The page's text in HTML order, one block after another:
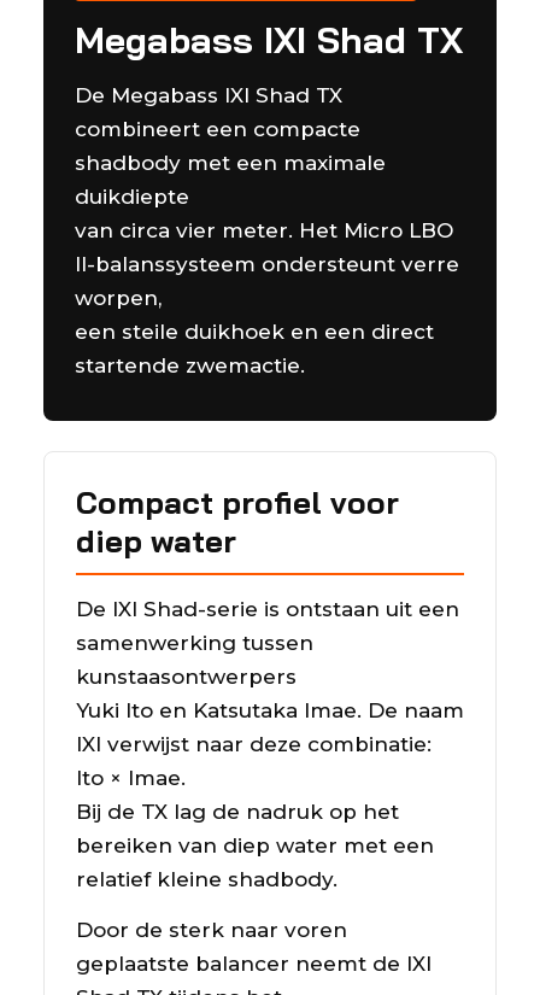
Megabass IXI Shad TX
De Megabass IXI Shad TX
combineert een compacte
shadbody met een maximale
duikdiepte
van circa vier meter. Het Micro LBO
II-balanssysteem ondersteunt verre
worpen,
een steile duikhoek en een direct
startende zwemactie.
Compact profiel voor
diep water
De IXI Shad-serie is ontstaan uit een
samenwerking tussen
kunstaasontwerpers
Yuki Ito en Katsutaka Imae. De naam
IXI verwijst naar deze combinatie:
Ito × Imae.
Bij de TX lag de nadruk op het
bereiken van diep water met een
relatief kleine shadbody.
Door de sterk naar voren
geplaatste balancer neemt de IXI